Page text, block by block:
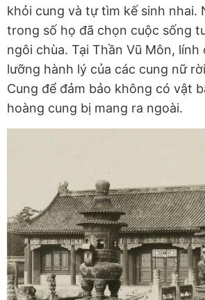
khỏi cung và tự tìm kế sinh nhai.
trong số họ đã chọn cuộc sống
ngôi chùa. Tại Thần Vũ Môn,
lưỡng hành lý của các cung nữ
Cung để đảm bảo không có vật
hoàng cung bị mang ra ngoài.